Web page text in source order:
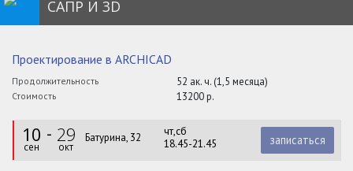
САПР И 3D
Проектирование в ARCHICAD
Продолжительность 52 ак. ч. (1,5 месяца)
Стоимость 13200 р.
10
сен
29
окт
Батурина, 32
чт,сб
18.45-21.45
записаться